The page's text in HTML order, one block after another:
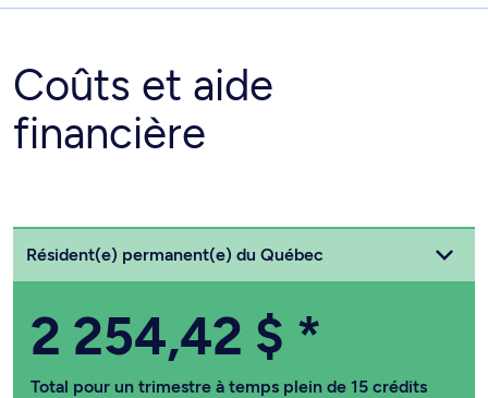
Coûts et aide
financière
Choisissez votre statut
Résident(e) permanent(e) du Québec
2 254,42 $ *
Total pour un trimestre à temps plein de 15 crédits